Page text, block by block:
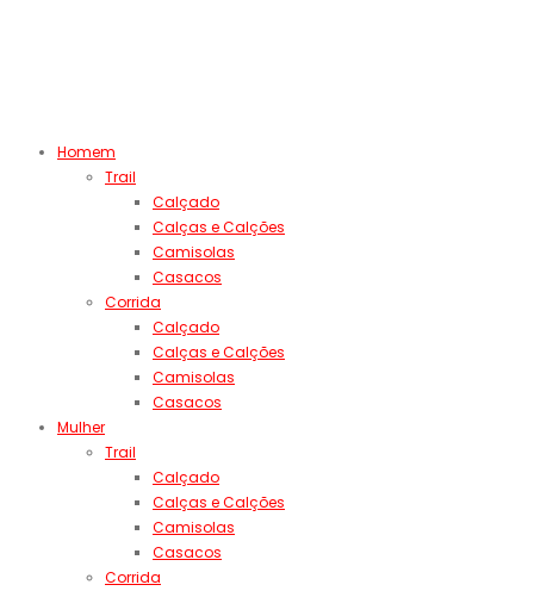
Homem
Trail
Calçado
Calças e Calções
Camisolas
Casacos
Corrida
Calçado
Calças e Calções
Camisolas
Casacos
Mulher
Trail
Calçado
Calças e Calções
Camisolas
Casacos
Corrida